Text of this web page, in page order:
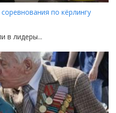
по кёрлингу
в лидеры...